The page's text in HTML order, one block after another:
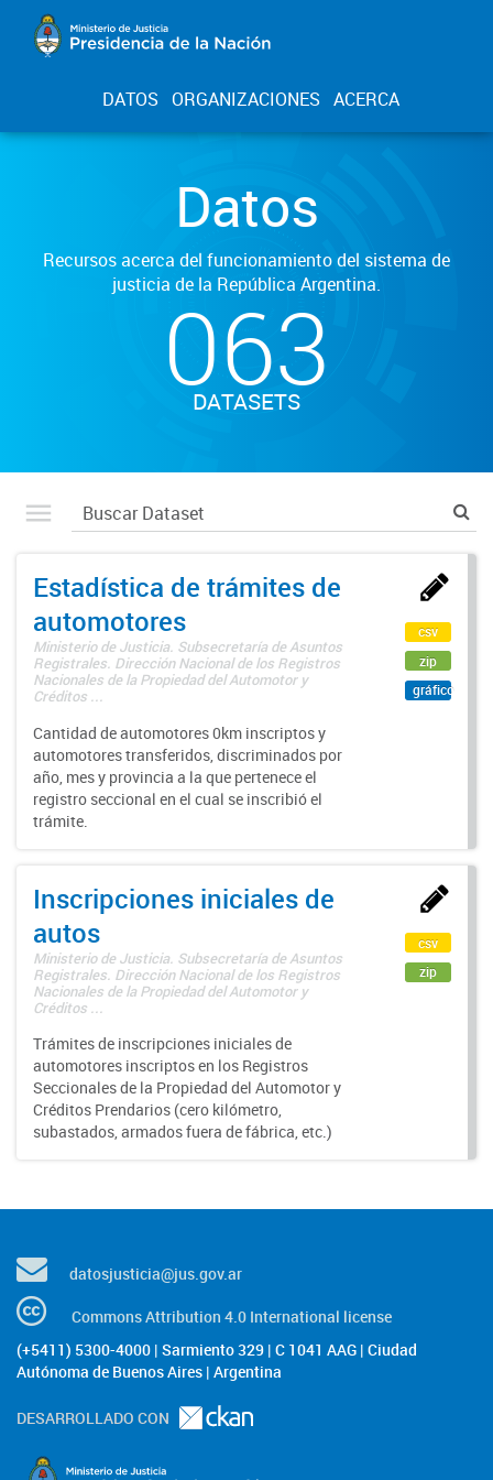
DATOS ORGANIZACIONES ACERCA
Datos
Recursos acerca del funcionamiento del sistema de
justicia de la República Argentina.
063
DATASETS
Estadística de trámites de
automotores
Ministerio de Justicia. Subsecretaría de Asuntos
Registrales. Dirección Nacional de los Registros
Nacionales de la Propiedad del Automotor y
Créditos ...
Cantidad de automotores 0km inscriptos y
automotores transferidos, discriminados por
año, mes y provincia a la que pertenece el
registro seccional en el cual se inscribió el
trámite.
csv
zip
gráfico
Inscripciones iniciales de
autos
Ministerio de Justicia. Subsecretaría de Asuntos
Registrales. Dirección Nacional de los Registros
Nacionales de la Propiedad del Automotor y
Créditos ...
Trámites de inscripciones iniciales de
automotores inscriptos en los Registros
Seccionales de la Propiedad del Automotor y
Créditos Prendarios (cero kilómetro,
subastados, armados fuera de fábrica, etc.)
csv
zip
datosjusticia@jus.gov.ar
Commons Attribution 4.0 International license
(+5411) 5300-4000 | Sarmiento 329 | C 1041 AAG | Ciudad
Autónoma de Buenos Aires | Argentina
DESARROLLADO CON